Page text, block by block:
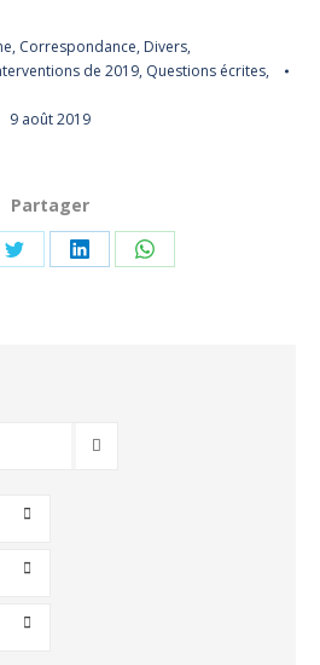
, Correspondance, Divers,
de 2019, Questions écrites,
9 août 2019
Partager
PartagerPartagerPartager